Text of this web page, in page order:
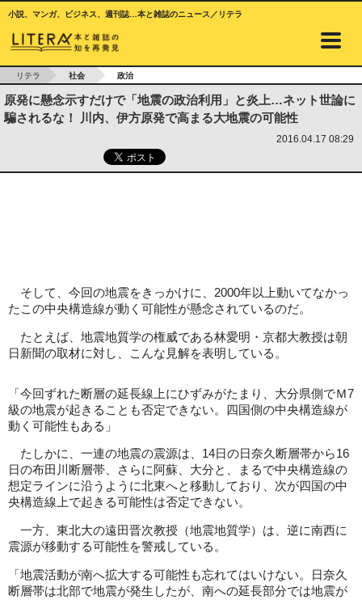
小説、マンガ、ビジネス、週刊誌…本と雑誌のニュース／リテラ
リテラ 社会 政治
原発に懸念示すだけで「地震の政治利用」と炎上…ネット世論に
騙されるな！ 川内、伊方原発で高まる大地震の可能性
2016.04.17 08:29
そして、今回の地震をきっかけに、2000年以上動いてなかっ
たこの中央構造線が動く可能性が懸念されているのだ。
たとえば、地震地質学の権威である林愛明・京都大教授は朝
日新聞の取材に対し、こんな見解を表明している。
「今回ずれた断層の延長線上にひずみがたまり、大分県側でＭ7
級の地震が起きることも否定できない。四国側の中央構造線が
動く可能性もある」
たしかに、一連の地震の震源は、14日の日奈久断層帯から16
日の布田川断層帯、さらに阿蘇、大分と、まるで中央構造線の
想定ラインに沿うように北東へと移動しており、次が四国の中
央構造線上で起きる可能性は否定できない。
一方、東北大の遠田晋次教授（地震地質学）は、逆に南西に
震源が移動する可能性を警戒している。
「地震活動が南へ拡大する可能性も忘れてはいけない。日奈久
断層帯は北部で地震が発生したが、南への延長部分では地震が